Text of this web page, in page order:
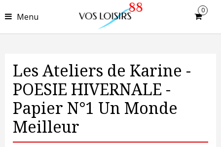
Menu
0
Les Ateliers de Karine -
POESIE HIVERNALE -
Papier N°1 Un Monde
Meilleur